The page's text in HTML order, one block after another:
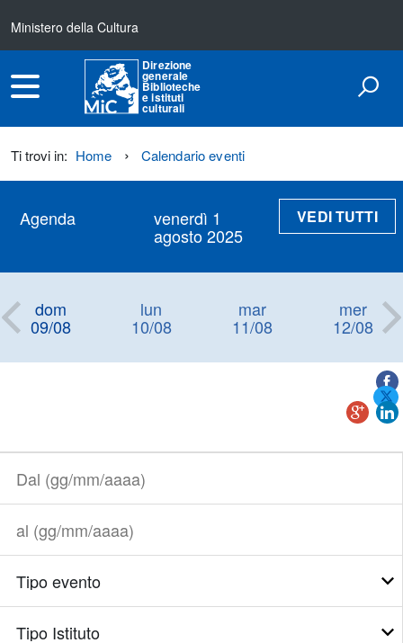
Ministero della Cultura
Direzione
generale
Biblioteche
e istituti
culturali
Ti trovi in: Home Calendario eventi
Agenda venerdì 1
agosto 2025
VEDI TUTTI
dom
09/08
lun
10/08
mar
11/08
mer
12/08
Dal
(gg/mm/aaaa)
al
(gg/mm/aaaa)
Tipo
evento